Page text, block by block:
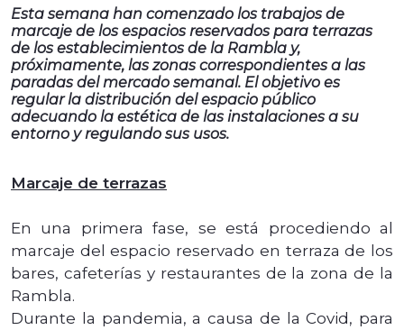
Esta semana han comenzado los trabajos de
marcaje de los espacios reservados para terrazas
de los establecimientos de la Rambla y,
próximamente, las zonas correspondientes a las
paradas del mercado semanal. El objetivo es
regular la distribución del espacio público
adecuando la estética de las instalaciones a su
entorno y regulando sus usos.
Marcaje de terrazas
En una primera fase, se está procediendo al
marcaje del espacio reservado en terraza de los
bares, cafeterías y restaurantes de la zona de la
Rambla.
Durante la pandemia, a causa de la Covid, para